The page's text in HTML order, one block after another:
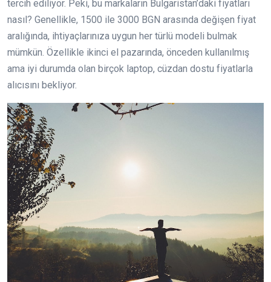
tercih ediliyor. Peki, bu markaların Bulgaristan’daki fiyatları
nasıl? Genellikle, 1500 ile 3000 BGN arasında değişen fiyat
aralığında, ihtiyaçlarınıza uygun her türlü modeli bulmak
mümkün. Özellikle ikinci el pazarında, önceden kullanılmış
ama iyi durumda olan birçok laptop, cüzdan dostu fiyatlarla
alıcısını bekliyor.